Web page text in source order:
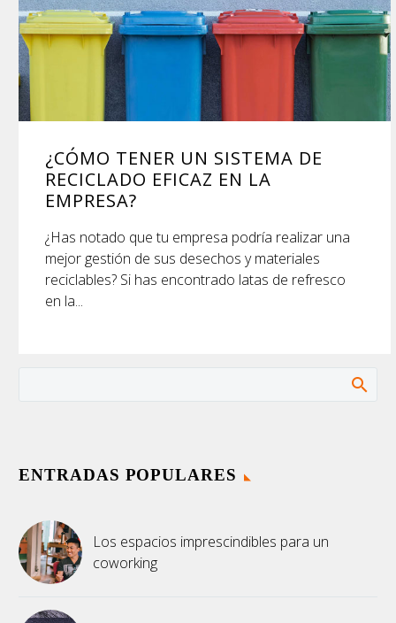
¿CÓMO TENER UN SISTEMA DE
RECICLADO EFICAZ EN LA
EMPRESA?
¿Has notado que tu empresa podría realizar una
mejor gestión de sus desechos y materiales
reciclables? Si has encontrado latas de refresco
en la...
ENTRADAS POPULARES
Los espacios imprescindibles para un
coworking